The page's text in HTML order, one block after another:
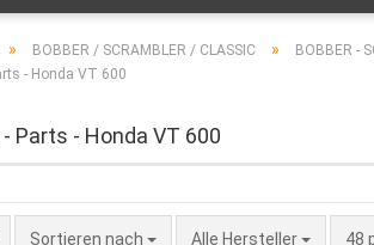
SÄTTEL / SITZBÄNKE / SITZSCHALEN / SOZIUS-
/ RISER / SPIEGEL / BREMS- U. KUPPLUNGSHEBEL /
/ GEPÄCKTRÄGER / KOFFER UVM.
» BOBBER / SCRAMBLER / CLASSIC » BOBBER -
- Honda VT 600
Parts - Honda VT 600
Sortieren nach
Sortieren nach Alle Hersteller 48